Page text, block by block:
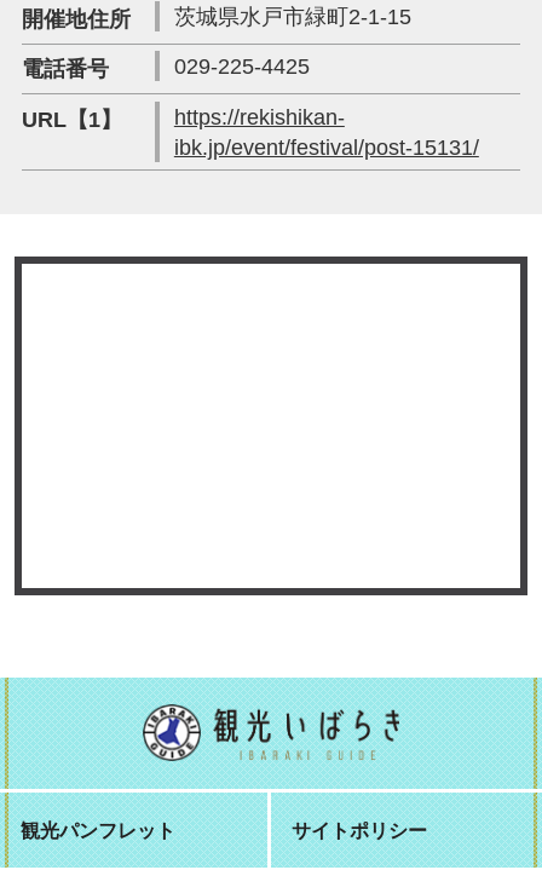
開催地住所 茨城県水戸市緑町2-1-15
電話番号 029-225-4425
URL【1】
https://rekishikan-
ibk.jp/event/festival/post-15131/
観光パンフレット サイトポリシー